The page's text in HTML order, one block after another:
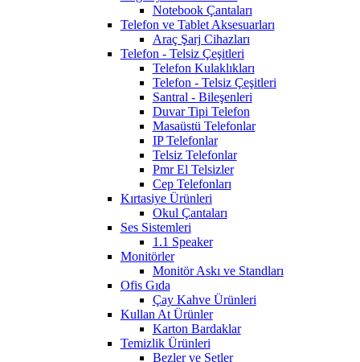
Notebook Çantaları
Telefon ve Tablet Aksesuarları
Araç Şarj Cihazları
Telefon - Telsiz Çeşitleri
Telefon Kulaklıkları
Telefon - Telsiz Çeşitleri
Santral - Bileşenleri
Duvar Tipi Telefon
Masaüstü Telefonlar
IP Telefonlar
Telsiz Telefonlar
Pmr El Telsizler
Cep Telefonları
Kırtasiye Ürünleri
Okul Çantaları
Ses Sistemleri
1.1 Speaker
Monitörler
Monitör Askı ve Standları
Ofis Gıda
Çay Kahve Ürünleri
Kullan At Ürünler
Karton Bardaklar
Temizlik Ürünleri
Bezler ve Setler